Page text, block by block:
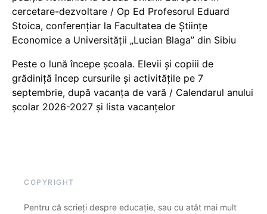
cercetare-dezvoltare / Op Ed Profesorul Eduard
Stoica, conferențiar la Facultatea de Științe
Economice a Universității „Lucian Blaga” din Sibiu
Peste o lună începe școala. Elevii și copiii de
grădiniță încep cursurile și activitățile pe 7
septembrie, după vacanța de vară / Calendarul anului
școlar 2026-2027 și lista vacanțelor
COPYRIGHT
Pentru că scrieți despre educație, sau cu atât mai mult